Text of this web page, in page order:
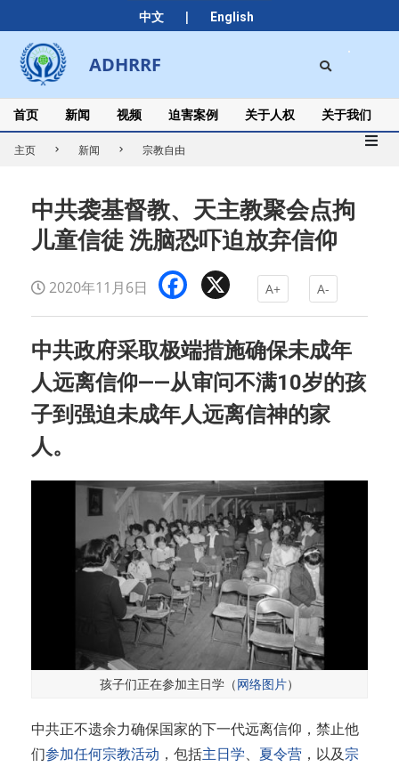
中文 | English
to
content
ADHRRF
Secondary
Navigation
Menu
首页 新闻 视频 迫害案例 关于人权 关于我们
主页 新闻 宗教自由
中共袭基督教、天主教聚会点拘
儿童信徒 洗脑恐吓迫放弃信仰
2020年11月6日 Facebook A+ A-
中共政府采取极端措施确保未成年
人远离信仰——从审问不满10岁的孩
子到强迫未成年人远离信神的家
人。
孩子们正在参加主日学（网络图片）
中共正不遗余力确保国家的下一代远离信仰，禁止他
们参加任何宗教活动 ，包括主日学、 夏令营 ，以及宗